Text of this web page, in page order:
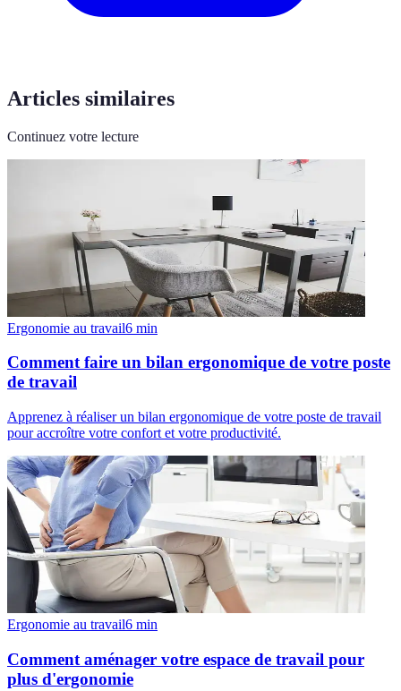
Articles similaires
Continuez votre lecture
Ergonomie au travail6 min
Comment faire un bilan ergonomique de votre poste
de travail
Apprenez à réaliser un bilan ergonomique de votre poste de travail
pour accroître votre confort et votre productivité.
Ergonomie au travail6 min
Comment aménager votre espace de travail pour
plus d'ergonomie